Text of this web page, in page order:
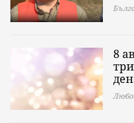
8
ден